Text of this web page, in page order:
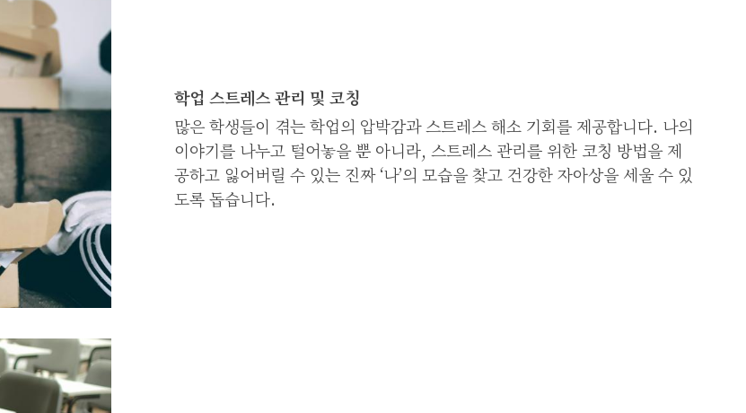
학업 스트레스 관리 및 코칭
많은 학생들이 겪는 학업의 압박감과 스트레스 해소 기회를 제공합니다. 나의
이야기를 나누고 털어놓을 뿐 아니라, 스트레스 관리를 위한 코칭 방법을 제
공하고 잃어버릴 수 있는 진짜 ‘나’의 모습을 찾고 건강한 자아상을 세울 수 있
도록 돕습니다.